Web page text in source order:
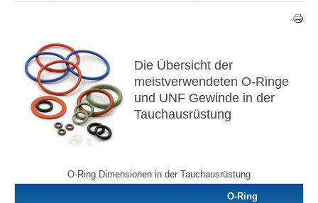
Die Übersicht der
meistverwendeten O-Ringe
und UNF Gewinde in der
Tauchausrüstung
O-Ring Dimensionen in der Tauchausrüstung
O-Ring